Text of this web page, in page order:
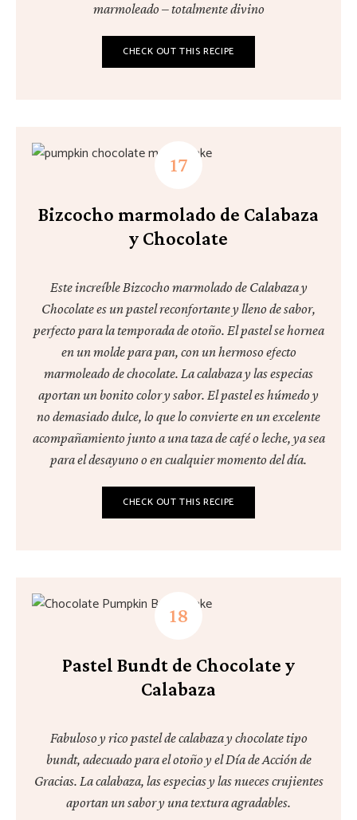
marmoleado – totalmente divino
CHECK OUT THIS RECIPE
Bizcocho marmolado de Calabaza
y Chocolate
Este increíble Bizcocho marmolado de Calabaza y
Chocolate es un pastel reconfortante y lleno de sabor,
perfecto para la temporada de otoño. El pastel se hornea
en un molde para pan, con un hermoso efecto
marmoleado de chocolate. La calabaza y las especias
aportan un bonito color y sabor. El pastel es húmedo y
no demasiado dulce, lo que lo convierte en un excelente
acompañamiento junto a una taza de café o leche, ya sea
para el desayuno o en cualquier momento del día.
CHECK OUT THIS RECIPE
Pastel Bundt de Chocolate y
Calabaza
Fabuloso y rico pastel de calabaza y chocolate tipo
bundt, adecuado para el otoño y el Día de Acción de
Gracias. La calabaza, las especias y las nueces crujientes
aportan un sabor y una textura agradables.